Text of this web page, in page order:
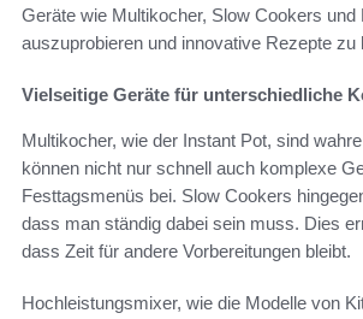
Geräte wie Multikocher, Slow Cookers
auszuprobieren und innovative Rezepte
Vielseitige Geräte für unterschiedliche
Multikocher, wie der Instant Pot, sind
können nicht nur schnell auch komplexe
Festtagsmenüs bei. Slow Cookers
dass man ständig dabei sein muss. Dies
dass Zeit für andere Vorbereitungen bleibt.
Hochleistungsmixer, wie die Modelle von